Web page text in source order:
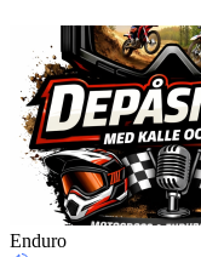
Enduro